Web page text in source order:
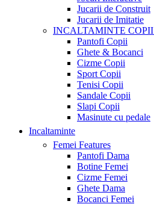
Jucarii de Construit
Jucarii de Imitatie
INCALTAMINTE COPII
Pantofi Copii
Ghete & Bocanci
Cizme Copii
Sport Copii
Tenisi Copii
Sandale Copii
Slapi Copii
Masinute cu pedale
Incaltaminte
Femei Features
Pantofi Dama
Botine Femei
Cizme Femei
Ghete Dama
Bocanci Femei